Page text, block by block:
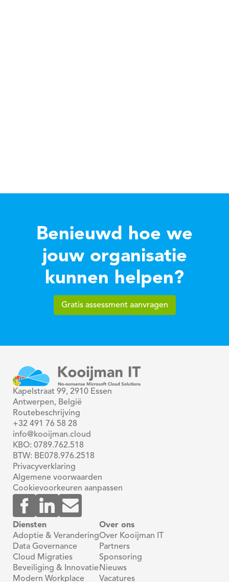
Benieuwd hoe we
jouw organisatie
kunnen helpen?
Gratis assessment aanvragen
Kapelstraat 99, 2910 Essen
Antwerpen, België
Routebeschrijving
+32 491 76 58 28
info@kooijman.cloud
KBO: 0789.762.518
BTW: BE078.976.2518
Privacyverklaring
Algemene voorwaarden
Cookievoorkeuren aanpassen
Diensten
Adoptie & Verandering
Data Governance
Cloud Migraties
Beveiliging & Innovatie
Modern Workplace
Over ons
Over Kooijman IT
Partners
Sponsoring
Nieuws
Vacatures